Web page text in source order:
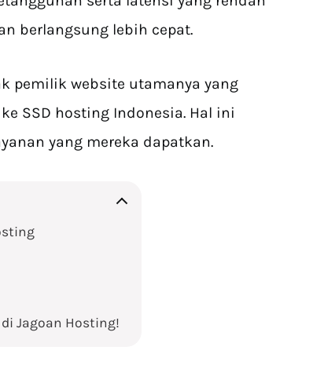
berlangsung lebih cepat.
pemilik website utamanya yang
SSD hosting Indonesia. Hal ini
yang mereka dapatkan.
Jagoan Hosting!